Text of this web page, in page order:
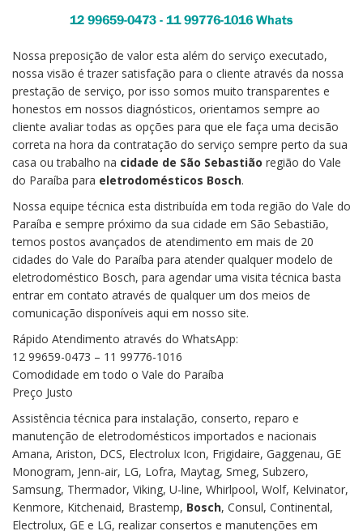
Nossa preposição de valor esta além do serviço executado,
nossa visão é trazer satisfação para o cliente através da nossa
prestação de serviço, por isso somos muito transparentes e
honestos em nossos diagnósticos, orientamos sempre ao
cliente avaliar todas as opções para que ele faça uma decisão
correta na hora da contratação do serviço sempre perto da sua
casa ou trabalho na cidade de São Sebastião região do Vale
do Paraíba para eletrodomésticos Bosch.
Nossa equipe técnica esta distribuída em toda região do Vale do
Paraíba e sempre próximo da sua cidade em São Sebastião,
temos postos avançados de atendimento em mais de 20
cidades do Vale do Paraíba para atender qualquer modelo de
eletrodoméstico Bosch, para agendar uma visita técnica basta
entrar em contato através de qualquer um dos meios de
comunicação disponíveis aqui em nosso site.
Rápido Atendimento através do WhatsApp:
12 99659-0473 – 11 99776-1016
Comodidade em todo o Vale do Paraíba
Preço Justo
Assistência técnica para instalação, conserto, reparo e
manutenção de eletrodomésticos importados e nacionais
Amana, Ariston, DCS, Electrolux Icon, Frigidaire, Gaggenau, GE
Monogram, Jenn-air, LG, Lofra, Maytag, Smeg, Subzero,
Samsung, Thermador, Viking, U-line, Whirlpool, Wolf, Kelvinator,
Kenmore, Kitchenaid, Brastemp, Bosch, Consul, Continental,
Electrolux, GE e LG, realizar consertos e manutenções em